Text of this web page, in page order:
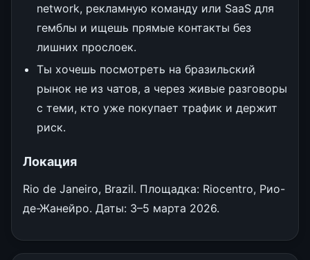
network, рекламную команду или SaaS для
гемблы и ищешь прямые контакты без
лишних прослоек.
Ты хочешь посмотреть на бразильский
рынок не из чатов, а через живые разговоры
с теми, кто уже покупает трафик и держит
риск.
Локация
Rio de Janeiro, Brazil. Площадка: Riocentro, Рио-
де-Жанейро. Даты: 3–5 марта 2026.